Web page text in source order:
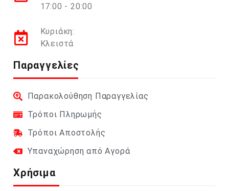
17:00 - 20:00
Κυριάκη:
Κλειστά
Παραγγελίες
Παρακολούθηση Παραγγελίας
Τρόποι Πληρωμής
Τρόποι Αποστολής
Υπαναχώρηση από Αγορά
Χρήσιμα